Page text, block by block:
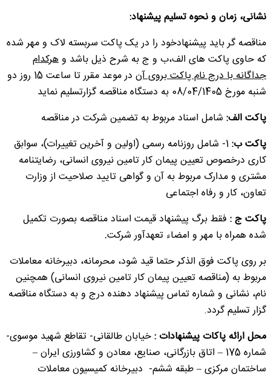
نشانی، زمان و نحوه تسلیم پیشنهاد:
مناقصه گر باید پیشنهادخود را در یک پاکت سربسته لاک و مهر شده
که حاوی پاکت های الف،ب و ج به شرح ذیل باشد وهرکدام
جداگانه با درج نام پاکت بروی آن
در موعد مقرر تا ساعت 15 روز دو
شنبه مورخ 08/04/1405 به دستگاه مناقصه گزارتسلیم نماید
پاکت الف: شامل اسناد مربوط به تضمین شرکت در مناقصه
پاکت ب: 1- شامل روزنامه رسمی (اولین و آخرین تغییرات)، سوابق
کاری درخصوص تعیین پیمان کار تامین نیروی انسانی، رضایتنامه
مشتری و مدارک مربوط به آن و گواهی تایید صلاحیت از وزارت
تعاون، کار و رفاه اجتماعی
پاکت ج : فقط برگ پیشنهاد قیمت اسناد مناقصه بصورت تکمیل
شده همراه با مهر و امضاء تعهدآور شرکت.
بر روی پاکت فوق الذکر حتما قید شود، محرمانه، دبیرخانه معاملات
مربوط به (مناقصه تعیین پیمان کار تامین نیروی انسانی) همچنین
نام، نشانی و شماره تماس پیشنهاد دهنده درج و به دستگاه مناقصه
گزار تسلیم گردد.
محل ارائه پاکات پیشنهادات :خیابان طالقانی- تقاطع شهید موسوی-
شماره 175 – اتاق بازرگانی، صنایع، معادن و کشاورزی ایران –
ساختمان مرکزی – طبقه ششم- دبیرخانه کمیسیون معاملات